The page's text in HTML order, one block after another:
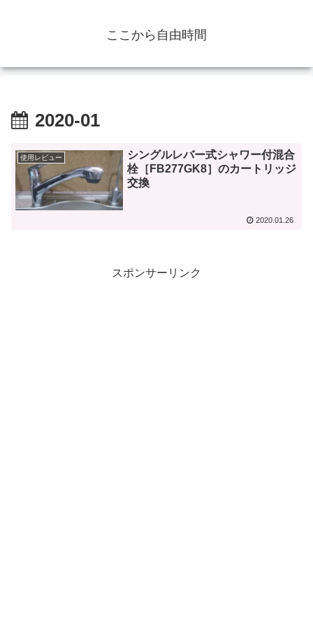
ここから自由時間
2020-01
使用レビュー
シングルレバー式シャワー付混合
栓［FB277GK8］のカートリッジ
交換
2020.01.26
スポンサーリンク